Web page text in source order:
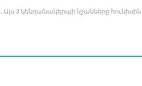
3 կենդանակերպի նշանները հունիսին